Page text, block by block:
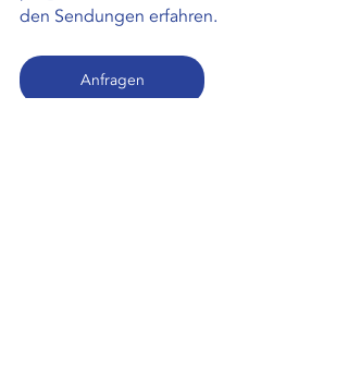
den Sendungen erfahren.
Anfragen